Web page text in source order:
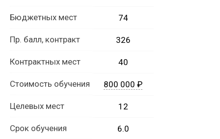
Бюджетных мест 74
Пр. балл, контракт 326
Контрактных мест 40
Стоимость обучения 800 000 ₽
Целевых мест 12
Срок обучения 6.0